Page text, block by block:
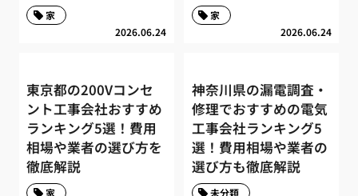
2026.06.24
家
2026.06.24
家
東京都の200Vコンセ
ント工事会社おすすめ
ランキング5選！費用
相場や業者の選び方を
徹底解説
家
神奈川県の漏電調査・
修理でおすすめの電気
工事会社ランキング5
選！費用相場や業者の
選び方も徹底解説
未分類